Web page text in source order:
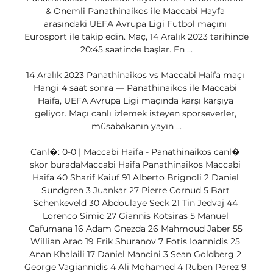
& Önemli Panathinaikos ile Maccabi Hayfa
arasındaki UEFA Avrupa Ligi Futbol maçını
Eurosport ile takip edin. Maç, 14 Aralık 2023 tarihinde
20:45 saatinde başlar. En ...
14 Aralık 2023 Panathinaikos vs Maccabi Haifa maçı
Hangi 4 saat sonra — Panathinaikos ile Maccabi
Haifa, UEFA Avrupa Ligi maçında karşı karşıya
geliyor. Maçı canlı izlemek isteyen sporseverler,
müsabakanın yayın ...
Canl�: 0-0 | Maccabi Haifa - Panathinaikos canl�
skor buradaMaccabi Haifa Panathinaikos Maccabi
Haifa 40 Sharif Kaiuf 91 Alberto Brignoli 2 Daniel
Sundgren 3 Juankar 27 Pierre Cornud 5 Bart
Schenkeveld 30 Abdoulaye Seck 21 Tin Jedvaj 44
Lorenco Simic 27 Giannis Kotsiras 5 Manuel
Cafumana 16 Adam Gnezda 26 Mahmoud Jaber 55
Willian Arao 19 Erik Shuranov 7 Fotis Ioannidis 25
Anan Khalaili 17 Daniel Mancini 3 Sean Goldberg 2
George Vagiannidis 4 Ali Mohamed 4 Ruben Perez 9